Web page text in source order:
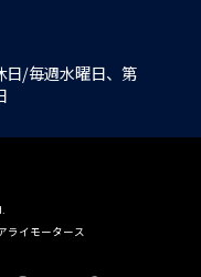
日/毎週水曜日、第
ライモータース